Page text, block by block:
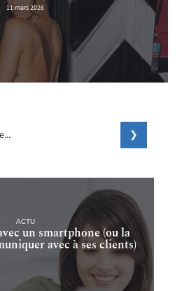
11 mars 2026
ACTU
un smartphone (ou la
avec à ses clients)